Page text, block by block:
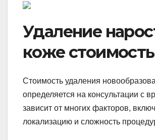
Удаление
коже стоимость
Стоимость удаления
определяется на консультации с
зависит от многих факторов,
локализацию и сложность